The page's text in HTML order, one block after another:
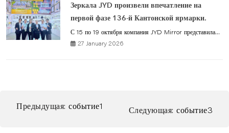
Зеркала JYD произвели впечатление на
первой фазе 136-й Кантонской ярмарки.
С 15 по 19 октября компания JYD Mirror представила...
27 January 2026
Предыдущая: событие1 Следующая: событие3